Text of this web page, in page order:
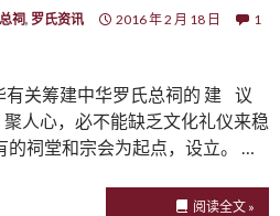
祠, 罗氏资讯 2016 年 2 月 18 日
1
有关筹建中华罗氏总祠的 建 议
人心，必不能缺乏文化礼仪来稳
的祠堂和宗会为起点，设立。 …
阅读全文 »